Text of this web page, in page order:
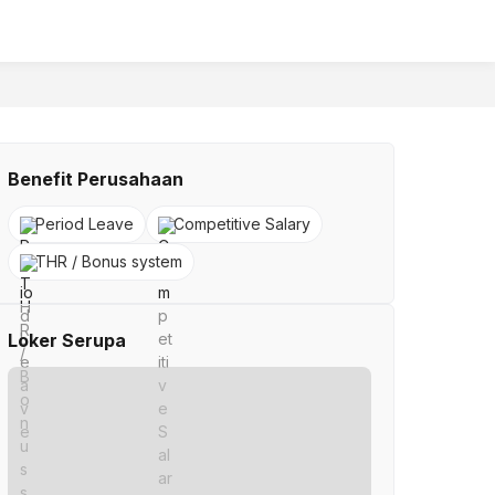
Benefit Perusahaan
Period Leave
Competitive Salary
THR / Bonus system
Loker Serupa